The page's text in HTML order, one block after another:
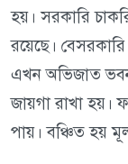
হয়। সরকারি
রয়েছে।
এখন অভিজাত
জায়গা রাখা হয়।
পায়। বঞ্চিত হয়